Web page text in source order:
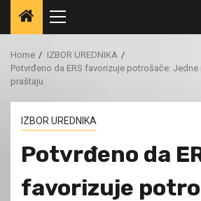
Primary
Menu
Home
IZBOR UREDNIKA
Potvrđeno da ERS favorizuje potrošače:
praštaju
IZBOR UREDNIKA
Potvrđeno da
favorizuje